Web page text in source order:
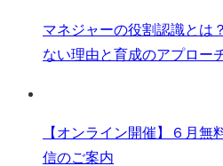
マネジャーの役割認識とは
ない理由と育成のアプロー
【オンライン開催】６月
信のご案内